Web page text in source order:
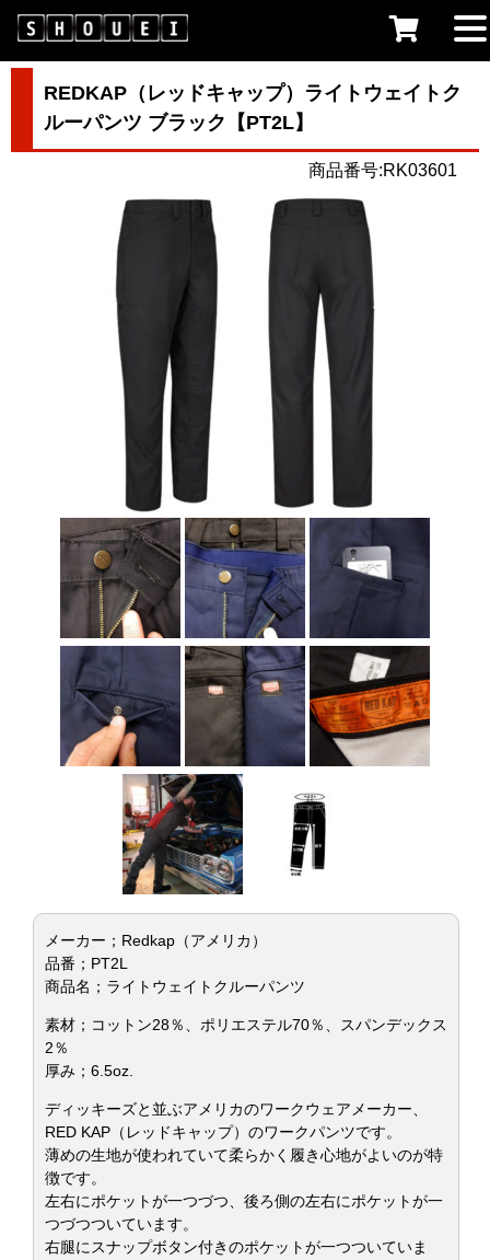
REDKAP（レッドキャップ）ライトウェイトク
ルーパンツ ブラック【PT2L】
商品番号:RK03601
メーカー；Redkap（アメリカ）
品番；PT2L
商品名；ライトウェイトクルーパンツ
素材；コットン28％、ポリエステル70％、スパンデックス
2％
厚み；6.5oz.
ディッキーズと並ぶアメリカのワークウェアメーカー、
RED KAP（レッドキャップ）のワークパンツです。
薄めの生地が使われていて柔らかく履き心地がよいのが特
徴です。
左右にポケットが一つづつ、後ろ側の左右にポケットが一
つづつついています。
右腿にスナップボタン付きのポケットが一つついていま